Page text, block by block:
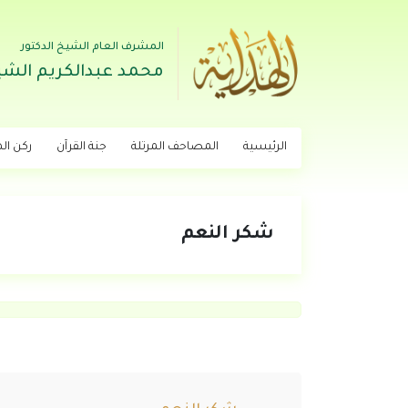
المشرف العام الشيخ الدكتور
محمد عبدالكريم
الرئيسية المصاحف المرتلة جنة القرآن ركن
شكر النعم